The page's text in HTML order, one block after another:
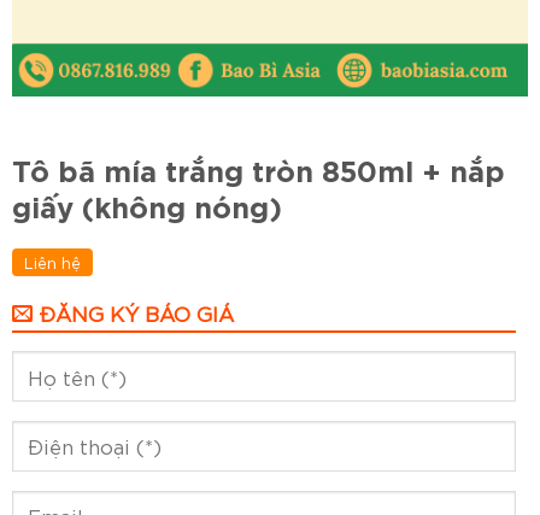
Tô bã mía trắng tròn 850ml + nắp
giấy (không nóng)
Liên hệ
ĐĂNG KÝ BÁO GIÁ